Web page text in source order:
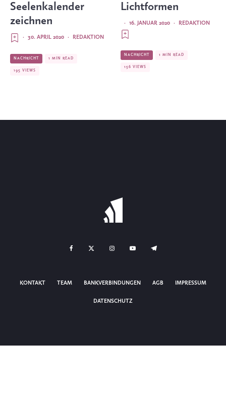
Seelenkalender
zeichnen
REDAKTION
·
30. APRIL 2020
·
NACHRICHT 1 MIN READ
195 VIEWS
Lichtformen
REDAKTION
·
16. JANUAR 2020
·
NACHRICHT 1 MIN READ
156 VIEWS
KONTAKT TEAM BANKVERBINDUNGEN AGB IMPRESSUM
DATENSCHUTZ